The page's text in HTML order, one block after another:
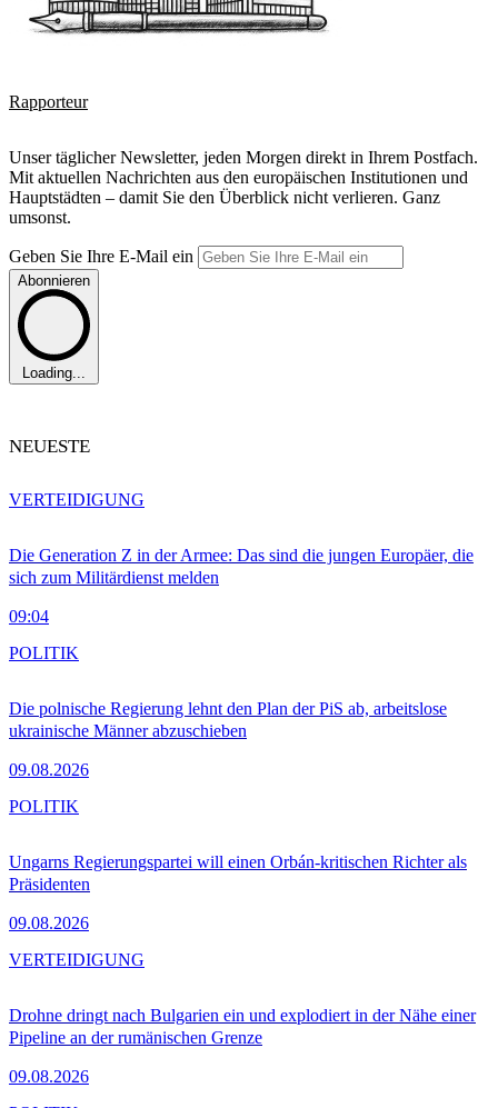
Rapporteur
Unser täglicher Newsletter, jeden Morgen direkt in Ihrem Postfach.
Mit aktuellen Nachrichten aus den europäischen Institutionen und
Hauptstädten – damit Sie den Überblick nicht verlieren. Ganz
umsonst.
Geben Sie Ihre E-Mail ein
Abonnieren
Loading...
NEUESTE
Die Generation Z in der Armee: Das sind die jungen Europäer, die
sich zum Militärdienst melden
09:04
VERTEIDIGUNG
Die polnische Regierung lehnt den Plan der PiS ab, arbeitslose
ukrainische Männer abzuschieben
09.08.2026
POLITIK
Ungarns Regierungspartei will einen Orbán-kritischen Richter als
Präsidenten
09.08.2026
POLITIK
Drohne dringt nach Bulgarien ein und explodiert in der Nähe einer
Pipeline an der rumänischen Grenze
09.08.2026
VERTEIDIGUNG